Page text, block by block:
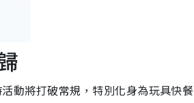
動將打破常規，特別化身為玩具快餐